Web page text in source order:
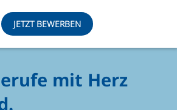
JETZT BEWERBEN
mit Herz